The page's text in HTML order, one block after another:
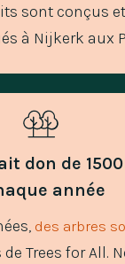
sont conçus
à Nijkerk aux
don de
année
des arbres
Trees for All.